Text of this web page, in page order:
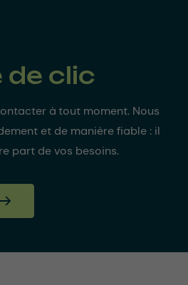
de clic
à tout moment. Nous
et de manière fiable : il
part de vos besoins.